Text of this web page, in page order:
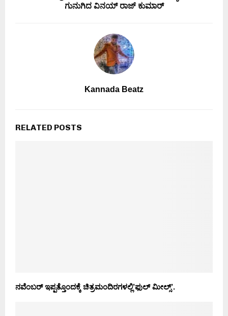
ಗುನುಗಿದ ವಿನಯ್ ರಾಜ್ ಕುಮಾರ್
Kannada Beatz
RELATED POSTS
ನವೆಂಬರ್ ಇಪ್ಪತ್ತೊಂದಕ್ಕೆ ಚಿತ್ರಮಂದಿರಗಳಲ್ಲಿ’ಫುಲ್ ಮೀಲ್ಸ್’.